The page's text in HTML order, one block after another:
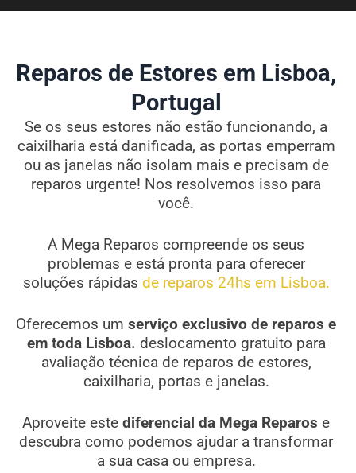
Reparos de Estores em Lisboa,
Portugal
Se os seus estores não estão funcionando, a
caixilharia está danificada, as portas emperram
ou as janelas não isolam mais e precisam de
reparos urgente! Nos resolvemos isso para
você.
A Mega Reparos compreende os seus
problemas e está pronta para oferecer
soluções rápidas de reparos 24hs em Lisboa.
Oferecemos um serviço exclusivo de reparos e
em toda Lisboa. deslocamento gratuito para
avaliação técnica de reparos de estores,
caixilharia, portas e janelas.
Aproveite estediferencial da Mega Reparos e
descubra como podemos ajudar a transformar
a sua casa ou empresa.